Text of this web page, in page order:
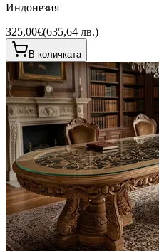
Индонезия
325,00€(635,64 лв.)
В количката